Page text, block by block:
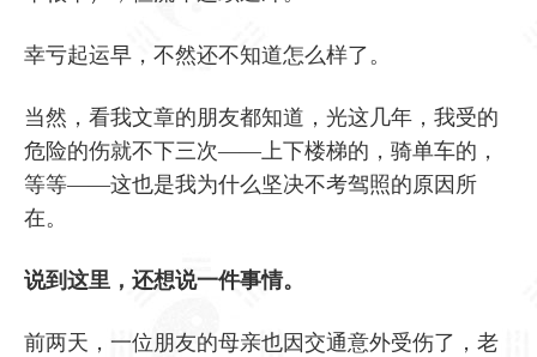
幸亏起运早，不然还不知道怎么样了。
当然，看我文章的朋友都知道，光这几年，我受的
危险的伤就不下三次——上下楼梯的，骑单车的，
等等——这也是我为什么坚决不考驾照的原因所
在。
说到这里，还想说一件事情。
前两天，一位朋友的母亲也因交通意外受伤了，老